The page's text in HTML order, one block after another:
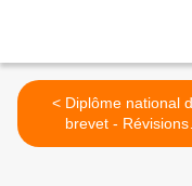
< Diplôme national du
brevet - Révisions
encadrées par les